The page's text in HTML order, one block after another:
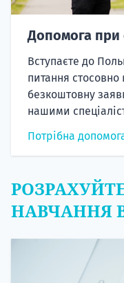
Допомога при
Вступаєте до
питання стосовно
безкоштовну
нашими
Потрібна
НАВЧАННЯ